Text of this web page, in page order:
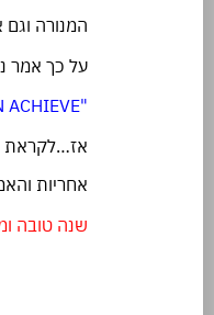
המנורה
על כך אמר
"WHAT THE MIND CAN CONCEIVE AND BELIEVE THE MIND CAN ACHIEVE"
אחריות
שנה טובה